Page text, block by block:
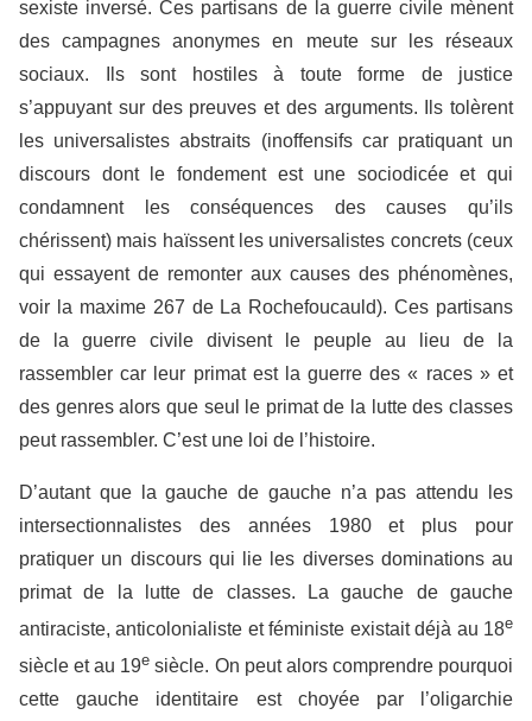
sexiste inversé. Ces partisans de la guerre civile mènent
des campagnes anonymes en meute sur les réseaux
sociaux. Ils sont hostiles à toute forme de justice
s’appuyant sur des preuves et des arguments. Ils tolèrent
les universalistes abstraits (inoffensifs car pratiquant un
discours dont le fondement est une sociodicée et qui
condamnent les conséquences des causes qu’ils
chérissent) mais haïssent les universalistes concrets (ceux
qui essayent de remonter aux causes des phénomènes,
voir la maxime 267 de La Rochefoucauld). Ces partisans
de la guerre civile divisent le peuple au lieu de la
rassembler car leur primat est la guerre des « races » et
des genres alors que seul le primat de la lutte des classes
peut rassembler. C’est une loi de l’histoire.
D’autant que la gauche de gauche n’a pas attendu les
intersectionnalistes des années 1980 et plus pour
pratiquer un discours qui lie les diverses dominations au
primat de la lutte de classes. La gauche de gauche
antiraciste, anticolonialiste et féministe existait déjà au 18e
siècle et au 19e siècle. On peut alors comprendre pourquoi
cette gauche identitaire est choyée par l’oligarchie